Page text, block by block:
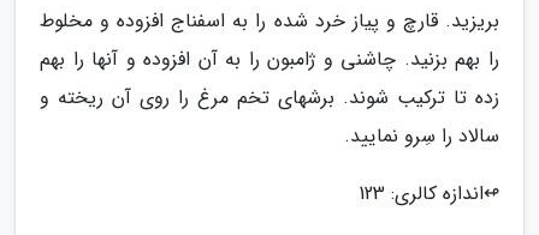
بریزید. قارچ و پیاز خرد شده را به اسفناج افزوده و مخلوط
را بهم بزنید. چاشنی و ژامبون را به آن افزوده و آنها را بهم
زده تا ترکیب شوند. برشهای تخم مرغ را روی آن ریخته و
سالاد را سِرو نمایید.
↫اندازه کالری: 123